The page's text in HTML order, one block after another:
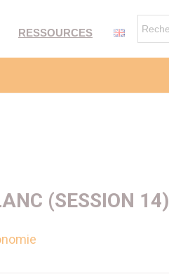
RESSOURCES
(SESSION 14)